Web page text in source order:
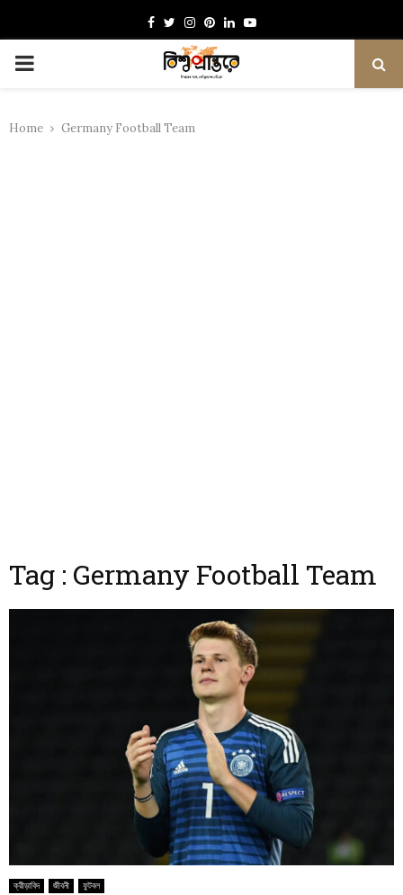
Facebook
TwitterInstagram
Pinterest
LinkedinYoutube
PRIMARY
Home Germany Football Team
Tag : Germany Football Team
ক্রীড়াবিদ জীবনী ফুটবল